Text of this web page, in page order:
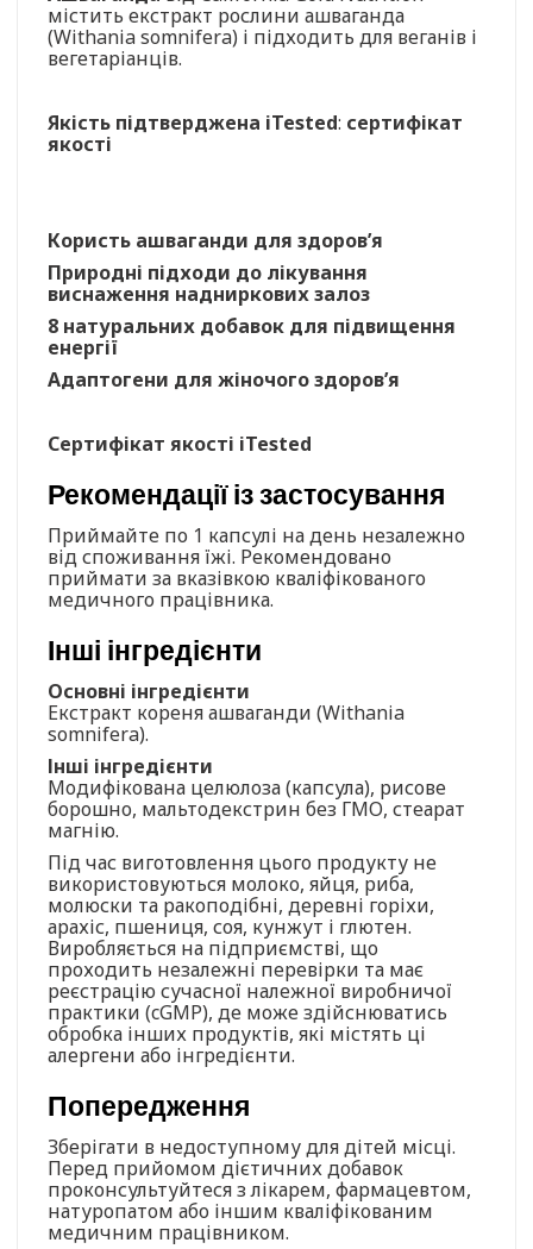
містить екстракт рослини ашваганда
(Withania somnifera) і підходить для веганів і
вегетаріанців.
Якість підтверджена iTested: сертифікат
якості
Користь ашваганди для здоров’я
Природні підходи до лікування
виснаження надниркових залоз
8 натуральних добавок для підвищення
енергії
Адаптогени для жіночого здоров’я
Сертифікат якості iTested
Рекомендації із застосування
Приймайте по 1 капсулі на день незалежно
від споживання їжі. Рекомендовано
приймати за вказівкою кваліфікованого
медичного працівника.
Інші інгредієнти
Основні інгредієнти
Екстракт кореня ашваганди (Withania
somnifera).
Інші інгредієнти
Модифікована целюлоза (капсула), рисове
борошно, мальтодекстрин без ГМО, стеарат
магнію.
Під час виготовлення цього продукту не
використовуються молоко, яйця, риба,
молюски та ракоподібні, деревні горіхи,
арахіс, пшениця, соя, кунжут і глютен.
Виробляється на підприємстві, що
проходить незалежні перевірки та має
реєстрацію сучасної належної виробничої
практики (cGMP), де може здійснюватись
обробка інших продуктів, які містять ці
алергени або інгредієнти.
Попередження
Зберігати в недоступному для дітей місці.
Перед прийомом дієтичних добавок
проконсультуйтеся з лікарем, фармацевтом,
натуропатом або іншим кваліфікованим
медичним працівником.